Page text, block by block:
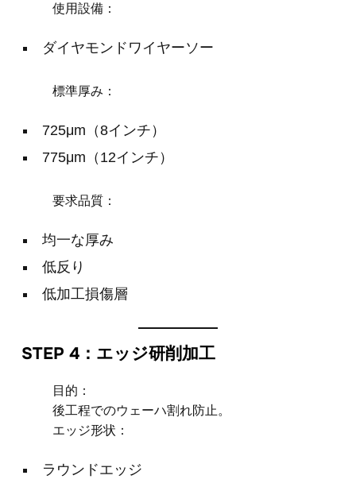
使用設備：
ダイヤモンドワイヤーソー
標準厚み：
725μm（8インチ）
775μm（12インチ）
要求品質：
均一な厚み
低反り
低加工損傷層
STEP 4：エッジ研削加工
目的：
後工程でのウェーハ割れ防止。
エッジ形状：
ラウンドエッジ